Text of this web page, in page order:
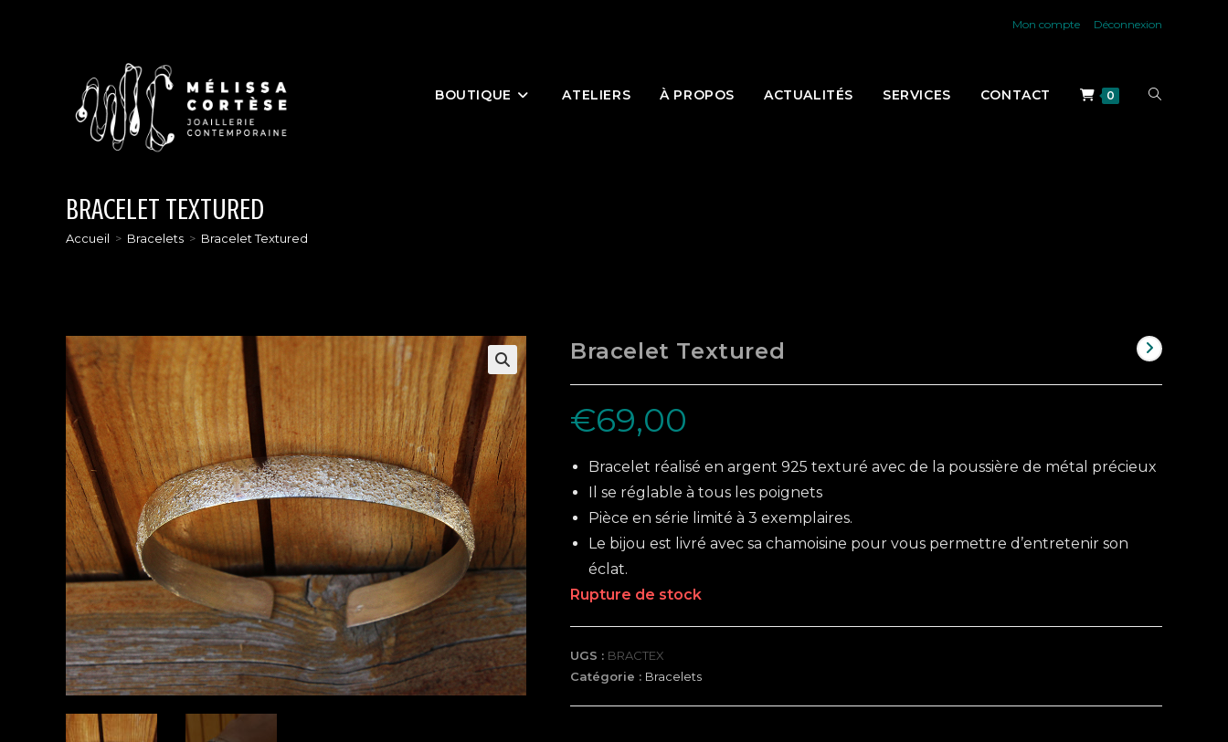
Mon compte Déconnexion
BOUTIQUE ATELIERS À PROPOS ACTUALITÉS SERVICES CONTACT 0 TOGGLE
BRACELET TEXTURED
Accueil > Bracelets > Bracelet Textured
Bracelet Textured
€69,00
Bracelet réalisé en argent 925 texturé avec de la poussière de métal précieux
Il se réglable à tous les poignets
Pièce en série limité à 3 exemplaires.
Le bijou est livré avec sa chamoisine pour vous permettre d’entretenir son
éclat.
Rupture de stock
UGS : BRACTEX
Catégorie : Bracelets